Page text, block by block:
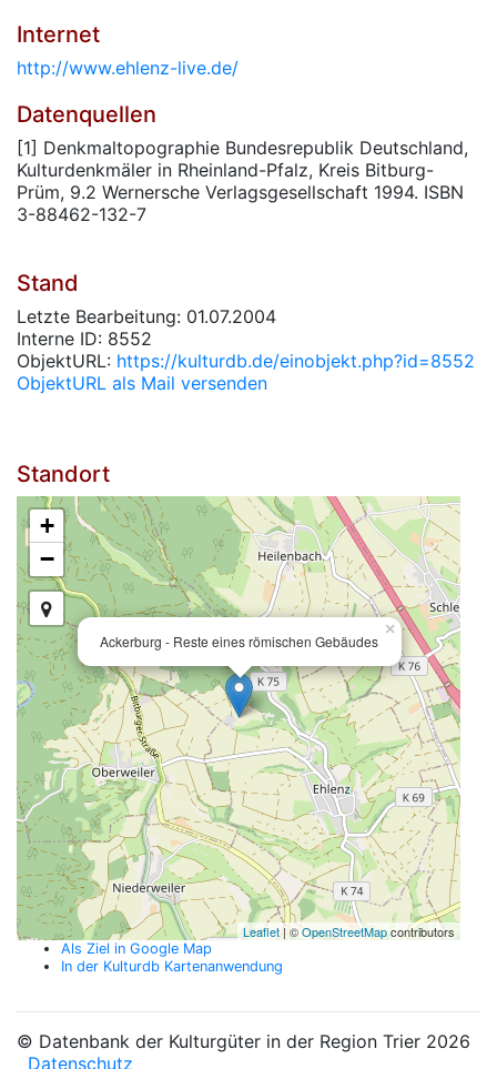
Internet
http://www.ehlenz-live.de/
Datenquellen
[1] Denkmaltopographie Bundesrepublik Deutschland,
Kulturdenkmäler in Rheinland-Pfalz, Kreis Bitburg-
Prüm, 9.2 Wernersche Verlagsgesellschaft 1994. ISBN
3-88462-132-7
Stand
Letzte Bearbeitung: 01.07.2004
Interne ID: 8552
ObjektURL: https://kulturdb.de/einobjekt.php?id=8552
ObjektURL als Mail versenden
Standort
Ackerburg - Reste eines römischen Gebäudes
×
+
−
Leaflet| ©OpenStreetMapcontributors
Als Ziel in Google Map
In der Kulturdb Kartenanwendung
© Datenbank der Kulturgüter in der Region Trier 2026
Datenschutz